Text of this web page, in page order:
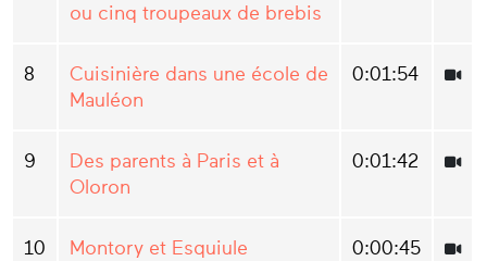
ou cinq troupeaux de brebis
8
Cuisinière dans une école de
Mauléon
0:01:54
9
Des parents à Paris et à
Oloron
0:01:42
10 Montory et Esquiule 0:00:45